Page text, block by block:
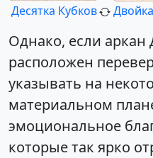
Десятка Кубков
Однако, если
расположен
указывать на
материальном
эмоциональное
которые так ярко